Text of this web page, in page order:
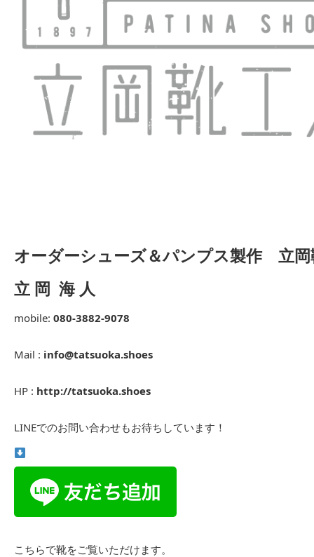
オーダーシューズ＆パンプス製作 立岡
立 岡 海 人
mobile: 080-3882-9078
Mail : info@tatsuoka.shoes
HP : http://tatsuoka.shoes
LINEでのお問い合わせもお待ちしています！
こちらで靴をご覧いただけます。